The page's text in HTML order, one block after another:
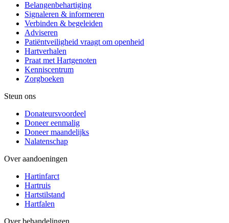
Belangenbehartiging
Signaleren & informeren
Verbinden & begeleiden
Adviseren
Patiëntveiligheid vraagt om openheid
Hartverhalen
Praat met Hartgenoten
Kenniscentrum
Zorgboeken
Steun ons
Donateursvoordeel
Doneer eenmalig
Doneer maandelijks
Nalatenschap
Over aandoeningen
Hartinfarct
Hartruis
Hartstilstand
Hartfalen